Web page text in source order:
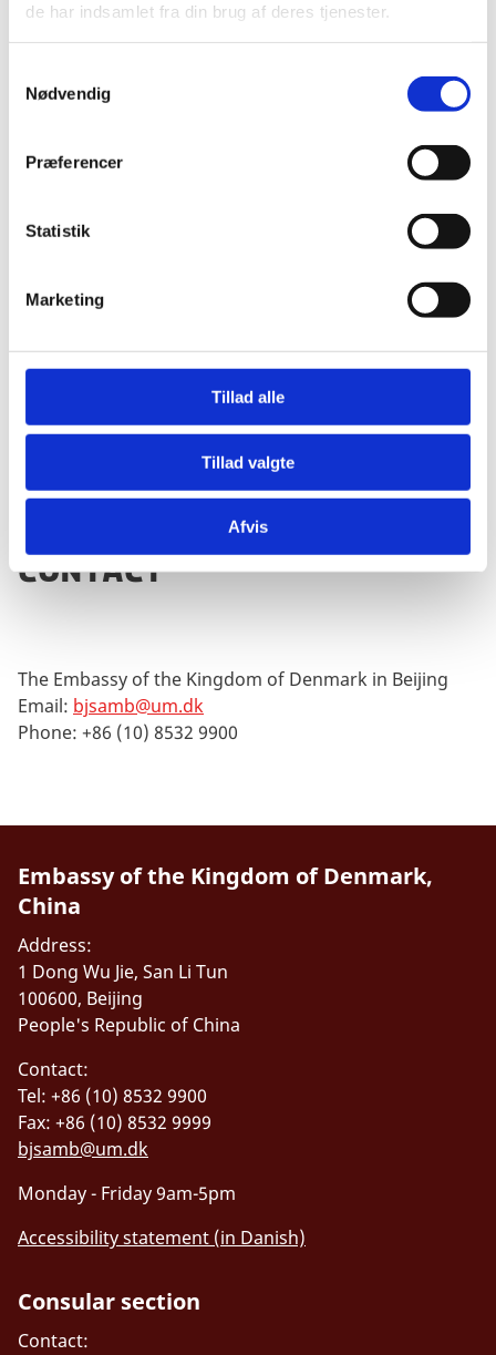
de har indsamlet fra din brug af deres tjenester.
Nødvendig
Præferencer
Statistik
Marketing
Tillad alle
Tillad valgte
Afvis
The Royal Danish Consulate General in
The Trade Council of Denmark in Taipei
Contact
The Embassy of the Kingdom of Denmark in Beijing
Email: bjsamb@um.dk
Phone: +86 (10) 8532 9900
Embassy of the Kingdom of Denmark,
China
Address:
1 Dong Wu Jie, San Li Tun
100600, Beijing
People's Republic of China
Contact:
Tel: +86 (10) 8532 9900
Fax: +86 (10) 8532 9999
bjsamb@um.dk
Monday - Friday 9am-5pm
Accessibility statement (in Danish)
Consular section
Contact: